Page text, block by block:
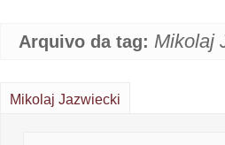
Arquivo da tag: Mikolaj
Mikolaj Jazwiecki